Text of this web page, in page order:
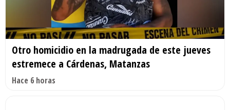
Otro homicidio en la madrugada de este jueves
estremece a Cárdenas, Matanzas
Hace 6 horas